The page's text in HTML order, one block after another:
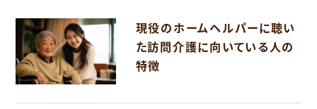
現役のホームヘルパーに聴い
た訪問介護に向いている人の
特徴